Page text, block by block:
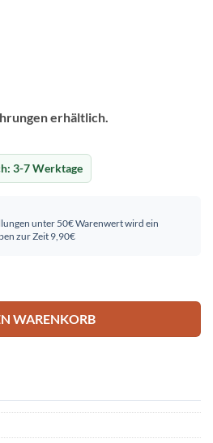
erhältlich.
3-7 Werktage
unter 50€ Warenwert wird ein
zur Zeit 9,90€
WARENKORB